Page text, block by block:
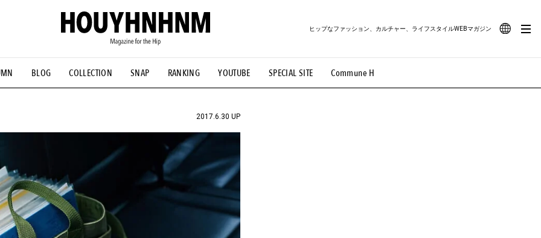
BLOG COLLECTION SNAP RANKING YOUTUBE SPECIAL SITE Commune H
ヒップなファッション、カルチャー、ライフスタイルWEBマガジン
#古着サミット #NEW VINTAGE #マイナーグッド図鑑 #路地裏てぃーん。 #MONTHLY JOURNAL
#FOCUS IT #AH.H #ととけん #FASHION #MUSIC #MOVIE #LIFESTYLE #SNEAKER #OUTDOOR
2017.6.30 UP